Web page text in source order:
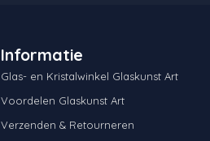
Informatie
Glas- en Kristalwinkel Glaskunst Art
Voordelen Glaskunst Art
Verzenden & Retourneren